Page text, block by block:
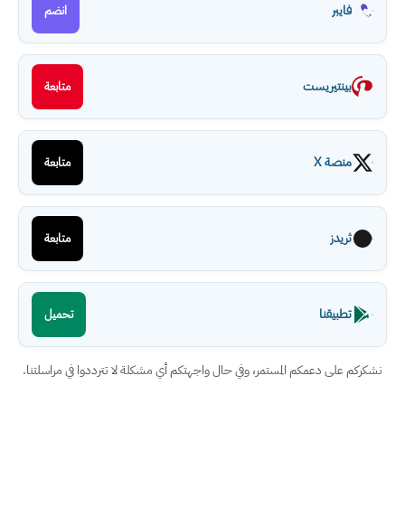
فايبر انضم
بينتيريست متابعة
منصة X متابعة
ثريدز متابعة
تطبيقنا تحميل
نشكركم على دعمكم المستمر، وفي حال واجهتكم أي مشكلة لا تترددوا في مراسلتنا.